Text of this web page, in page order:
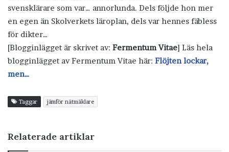
svensklärare som var… annorlunda. Dels följde hon mer
en egen än Skolverkets läroplan, dels var hennes fäbless
för dikter…
[Blogginlägget är skrivet av: Fermentum Vitae] Läs hela
blogginlägget av Fermentum Vitae här: Flöjten lockar,
men…
Taggar jämför nätmäklare
Relaterade artiklar